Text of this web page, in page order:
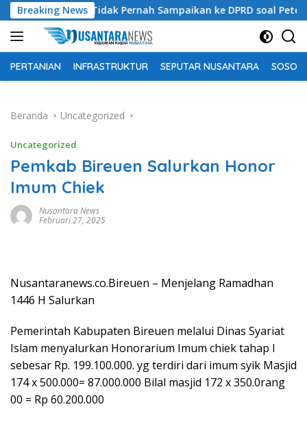
Langsung
ke
konten
Breaking News
Tidak Pernah Sampaikan ke DPRD soal Peternakan
PERTANIAN INFRASTRUKTUR SEPUTAR NUSANTARA SOSOK
Beranda Uncategorized
Uncategorized
Pemkab Bireuen Salurkan Honor
Imum Chiek
Nusantara News
Februari 27, 2025
Nusantaranews.co.Bireuen – Menjelang Ramadhan
1446 H Salurkan
Pemerintah Kabupaten Bireuen melalui Dinas Syariat
Islam menyalurkan Honorarium Imum chiek tahap I
sebesar Rp. 199.100.000. yg terdiri dari imum syik Masjid
174 x 500.000= 87.000.000 Bilal masjid 172 x 350.0rang
00 = Rp 60.200.000